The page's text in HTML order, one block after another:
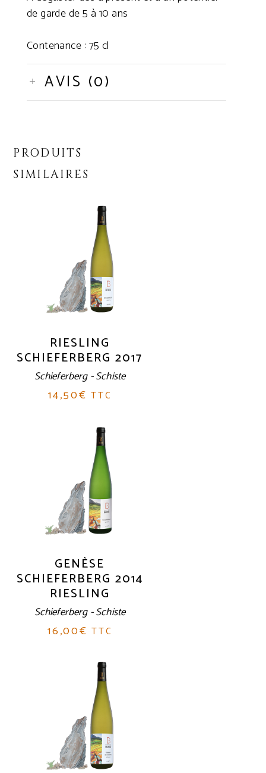
de garde de 5 à 10 ans
Contenance : 75 cl
AVIS (0)
PRODUITS
SIMILAIRES
RIESLING
SCHIEFERBERG 2017
Schieferberg - Schiste
14,50€ TTC
GENÈSE
SCHIEFERBERG 2014
RIESLING
Schieferberg - Schiste
16,00€ TTC